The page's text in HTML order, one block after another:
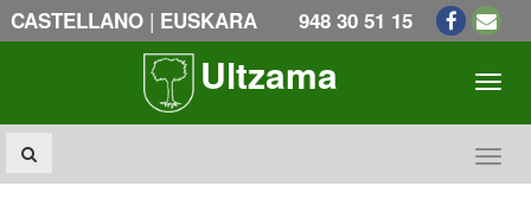
CASTELLANO | EUSKARA 948 30 51 15
Ultzama